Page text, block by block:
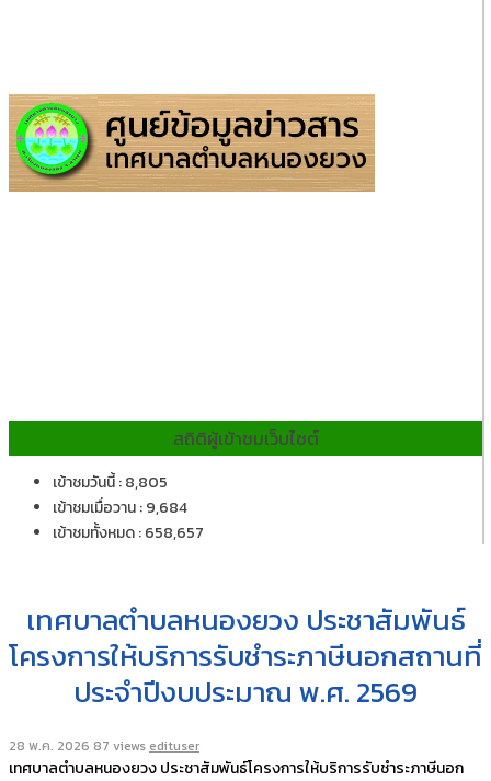
สถิติผู้เข้าชมเว็บไซต์
เข้าชมวันนี้ : 8,805
เข้าชมเมื่อวาน : 9,684
เข้าชมทั้งหมด : 658,657
เทศบาลตำบลหนองยวง ประชาสัมพันธ์
โครงการให้บริการรับชำระภาษีนอกสถานที่
ประจำปีงบประมาณ พ.ศ. 2569
28 พ.ค. 2026 87 views edituser
เทศบาลตำบลหนองยวง ประชาสัมพันธ์โครงการให้บริการรับชำระภาษีนอก